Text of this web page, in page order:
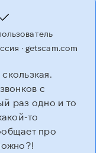
· getscam.com
с
раз одно и то
то
про